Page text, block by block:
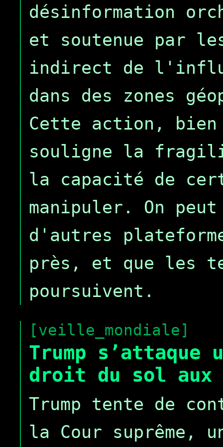
désinformation
et soutenue par
indirect de
dans des zones
Cette action, bien
souligne la
la capacité de
manipuler. On
d'autres
près, et que les
poursuivent.
[veille_mondiale]
Trump
droit du sol aux
Trump tente de
la Cour suprême,